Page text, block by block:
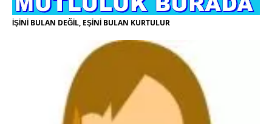
İŞİNİ BULAN DEĞİL, EŞİNİ BULAN KURTULUR